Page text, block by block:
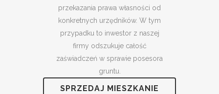
przekazania prawa własności od
konkretnych urzędników. W tym
przypadku to inwestor z naszej
firmy odszukuje całość
zaświadczeń w sprawie posesora
gruntu.
SPRZEDAJ MIESZKANIE